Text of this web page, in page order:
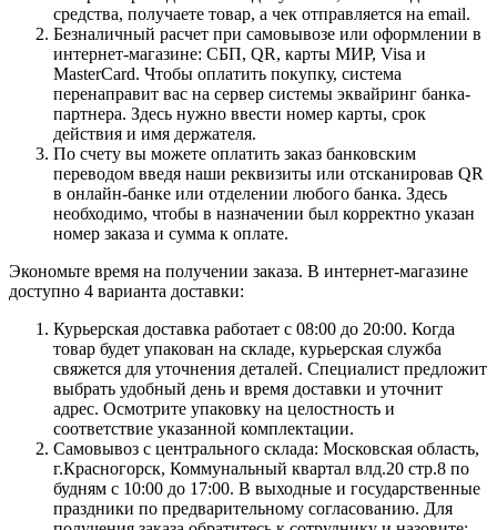
средства, получаете товар, а чек отправляется на email.
Безналичный расчет при самовывозе или оформлении в
интернет-магазине: СБП, QR, карты МИР, Visa и
MasterCard. Чтобы оплатить покупку, система
перенаправит вас на сервер системы эквайринг банка-
партнера. Здесь нужно ввести номер карты, срок
действия и имя держателя.
По счету вы можете оплатить заказ банковским
переводом введя наши реквизиты или отсканировав QR
в онлайн-банке или отделении любого банка. Здесь
необходимо, чтобы в назначении был корректно указан
номер заказа и сумма к оплате.
Экономьте время на получении заказа. В интернет-магазине
доступно 4 варианта доставки:
Курьерская доставка работает с 08:00 до 20:00. Когда
товар будет упакован на складе, курьерская служба
свяжется для уточнения деталей. Специалист предложит
выбрать удобный день и время доставки и уточнит
адрес. Осмотрите упаковку на целостность и
соответствие указанной комплектации.
Самовывоз с центрального склада: Московская область,
г.Красногорск, Коммунальный квартал влд.20 стр.8 по
будням с 10:00 до 17:00. В выходные и государственные
праздники по предварительному согласованию. Для